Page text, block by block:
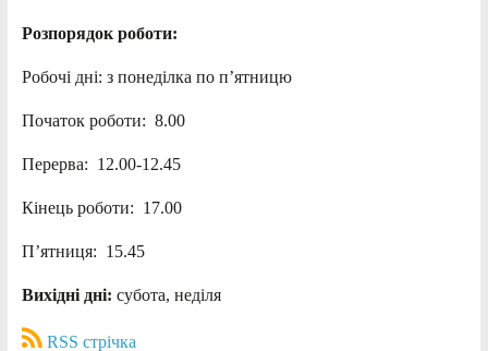
Розпорядок роботи:
Робочі дні: з понеділка по п’ятницю
Початок роботи: 8.00
Перерва: 12.00-12.45
Кінець роботи: 17.00
П’ятниця: 15.45
Вихідні дні: субота, неділя
RSS стрічка